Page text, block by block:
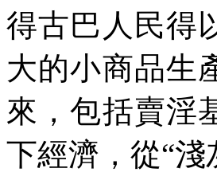
得古巴人民得
大的小商品生
來，包括賣淫
下經濟，從“